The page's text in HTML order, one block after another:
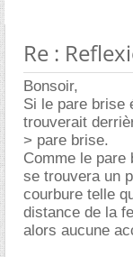
Re :
Bonsoir,
Si le pare brise
trouverait
> pare brise.
Comme le pare
se trouvera un
courbure telle
distance de la
alors aucune